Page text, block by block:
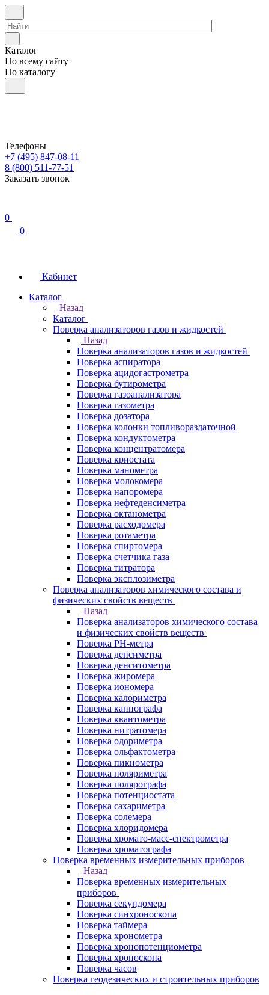
Каталог
По всему сайту
По каталогу
Телефоны
+7 (495) 847-08-11
8 (800) 511-77-51
Заказать звонок
0
0
Кабинет
Каталог
Назад
Каталог
Поверка анализаторов газов и жидкостей
Назад
Поверка анализаторов газов и жидкостей
Поверка аспиратора
Поверка ацидогастрометра
Поверка бутирометра
Поверка газоанализатора
Поверка газометра
Поверка дозатора
Поверка колонки топливораздаточной
Поверка кондуктометра
Поверка концентратомера
Поверка криостата
Поверка манометра
Поверка молокомера
Поверка напоромера
Поверка нефтеденсиметра
Поверка октанометра
Поверка расходомера
Поверка ротаметра
Поверка спиртомера
Поверка счетчика газа
Поверка титратора
Поверка эксплозиметра
Поверка анализаторов химического состава и
физических свойств веществ
Назад
Поверка анализаторов химического состава
и физических свойств веществ
Поверка PH-метра
Поверка денсиметра
Поверка денситометра
Поверка жиромера
Поверка иономера
Поверка калориметра
Поверка капнографа
Поверка квантометра
Поверка нитратомера
Поверка одориметра
Поверка ольфактометра
Поверка пикнометра
Поверка поляриметра
Поверка полярографа
Поверка потенциостата
Поверка сахариметра
Поверка солемера
Поверка хлоридомера
Поверка хромато-масс-спектрометра
Поверка хроматографа
Поверка временных измерительных приборов
Назад
Поверка временных измерительных
приборов
Поверка секундомера
Поверка синхроноскопа
Поверка таймера
Поверка хронометра
Поверка хронопотенциометра
Поверка хроноскопа
Поверка часов
Поверка геодезических и строительных приборов